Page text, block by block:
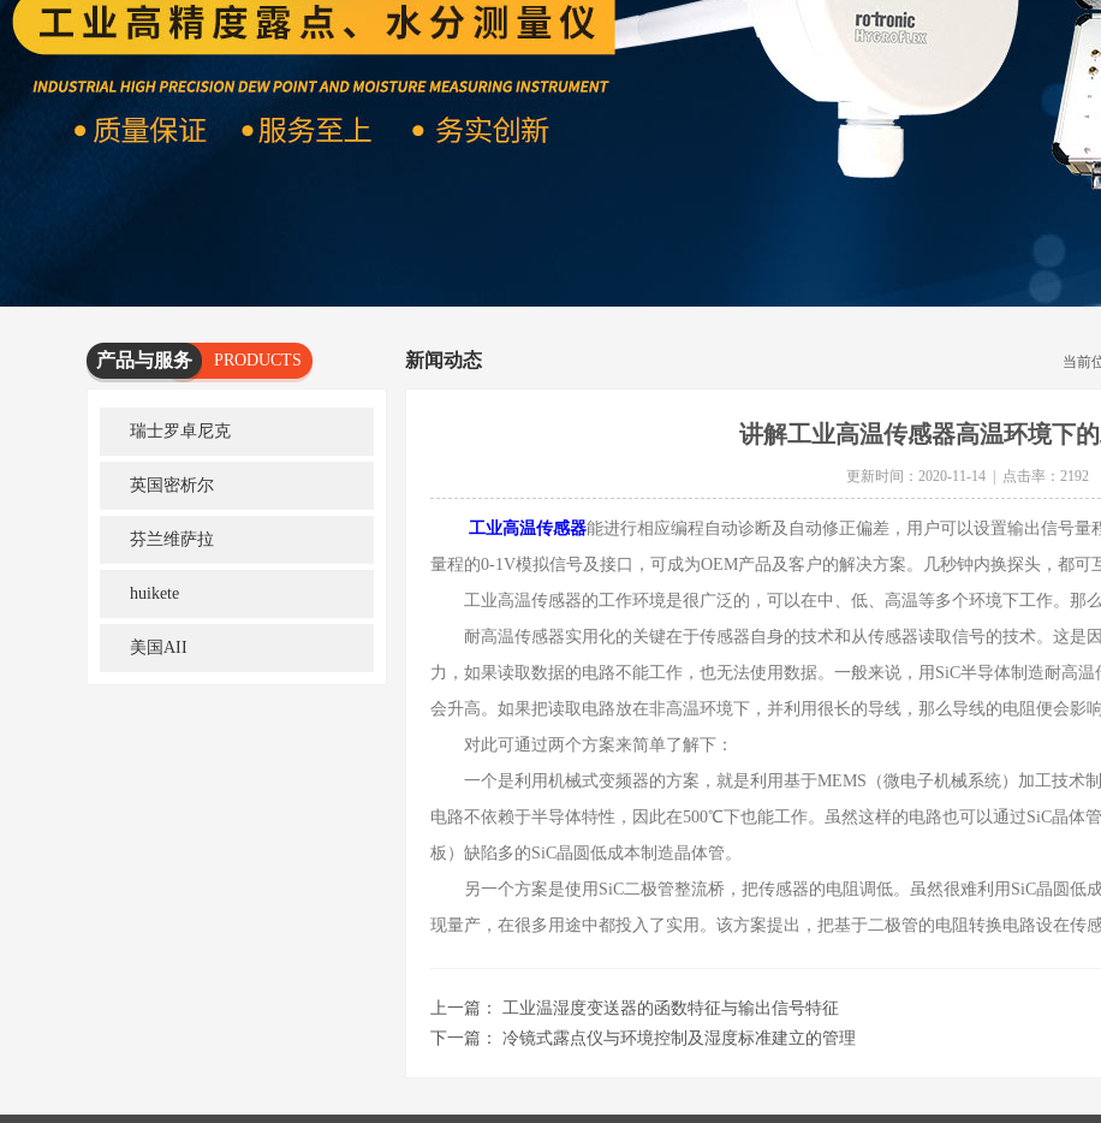
产品与服务
PRODUCTS
SERVICES
瑞士罗卓尼克
英国密析尔
芬兰维萨拉
huikete
美国AII
新闻动态 当前
讲解工业高温传感器高温环境下
更新时间：2020-11-14 | 点击率：2192
工业高温传感器能进行相应编程自动诊断及自动修正偏差，用户可以设置输出信号
量程的0-1V模拟信号及接口，可成为OEM产品及客户的解决方案。几秒钟内换探头，都可
工业高温传感器的工作环境是很广泛的，可以在中、低、高温等多个环境下工作。那
耐高温传感器实用化的关键在于传感器自身的技术和从传感器读取信号的技术。这是
力，如果读取数据的电路不能工作，也无法使用数据。一般来说，用SiC半导体制造耐高
会升高。如果把读取电路放在非高温环境下，并利用很长的导线，那么导线的电阻便会影
对此可通过两个方案来简单了解下：
一个是利用机械式变频器的方案，就是利用基于MEMS（微电子机械系统）加工技术
电路不依赖于半导体特性，因此在500℃下也能工作。虽然这样的电路也可以通过SiC晶体
板）缺陷多的SiC晶圆低成本制造晶体管。
另一个方案是使用SiC二极管整流桥，把传感器的电阻调低。虽然很难利用SiC晶圆低
现量产，在很多用途中都投入了实用。该方案提出，把基于二极管的电阻转换电路设在传
上一篇： 工业温湿度变送器的函数特征与输出信号特征
下一篇： 冷镜式露点仪与环境控制及湿度标准建立的管理